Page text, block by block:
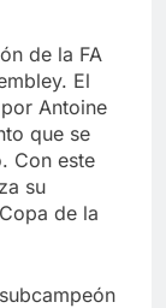
de la FA
El
Antoine
que se
Con este
su
de la